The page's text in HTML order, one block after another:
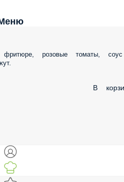
розовые томаты, соус чили-
В